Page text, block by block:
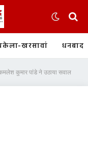
खरसावां धनबाद
कुमार पांडे ने उठाया सवाल